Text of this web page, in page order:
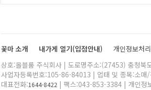
꽃마 소개 내가게 열기(입점안내) 개인정보처
상호:올블룸 주식회사 | 도로명주소:(27453) 충청
사업자등록번호:105-86-84013 | 업태 및 종목:소
대표전화:1644-8422 | 팩스:043-853-3384 | 개인정